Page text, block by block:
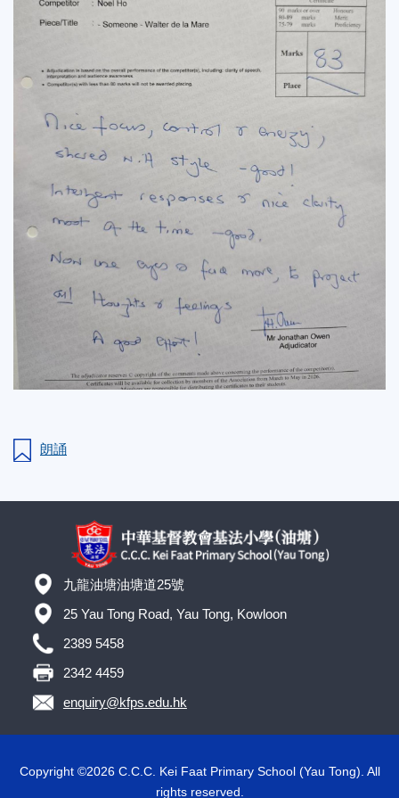
朗誦
九龍油塘油塘道25號
25 Yau Tong Road, Yau Tong, Kowloon
2389 5458
2342 4459
enquiry@kfps.edu.hk
Copyright ©2026 C.C.C. Kei Faat Primary School (Yau Tong). All
rights reserved.